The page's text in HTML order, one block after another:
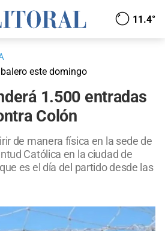
11.4°
este domingo
1.500 entradas
Colón
de manera física en la sede de
Católica en la ciudad de
es el día del partido desde las